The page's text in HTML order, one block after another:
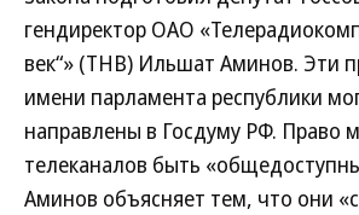
гендиректор ОАО
век“» (ТНВ) Ильшат Аминов. Эти
имени парламента республики
направлены в Госдуму РФ. Право
телеканалов быть
Аминов объясняет тем, что они